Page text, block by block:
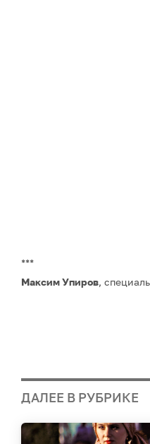
***
Максим Упиров,
ДАЛЕЕ В РУБРИКЕ